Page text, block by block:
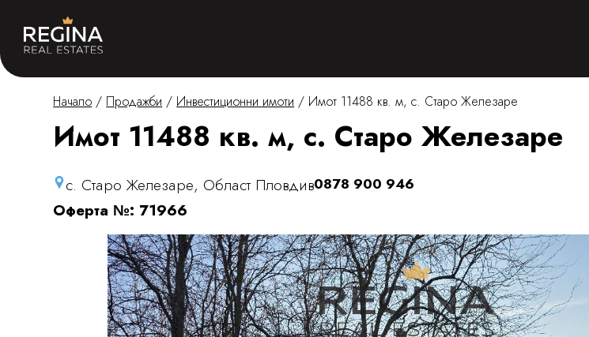
Начало / Продажби / Инвестиционни имоти / Имот 11488 кв. м, с. Старо Железаре
Имот 11488 кв. м, с. Старо Железаре
с. Старо Железаре, Област Пловдив0878 900 946
Оферта №: 71966